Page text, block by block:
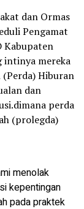
dan Ormas
Pengamat
Kabupaten
intinya mereka
Hiburan
dan
perda
(prolegda)
menolak
kepentingan
pada praktek